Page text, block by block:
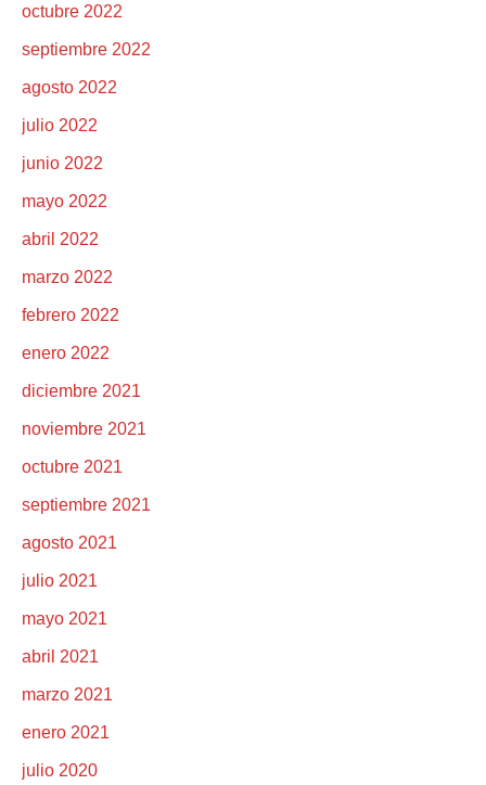
octubre 2022
septiembre 2022
agosto 2022
julio 2022
junio 2022
mayo 2022
abril 2022
marzo 2022
febrero 2022
enero 2022
diciembre 2021
noviembre 2021
octubre 2021
septiembre 2021
agosto 2021
julio 2021
mayo 2021
abril 2021
marzo 2021
enero 2021
julio 2020